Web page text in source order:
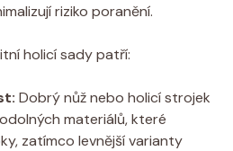
riziko poranění.
holicí sady patří:
Dobrý nůž nebo holicí strojek
materiálů, které
zatímco levnější varianty